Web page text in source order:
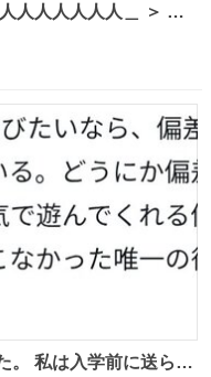
。 私は入学前に送られ